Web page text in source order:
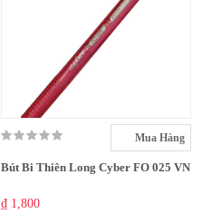
Mua Hàng
Bút Bi Thiên Long Cyber FO 025 VN
₫ 1,800